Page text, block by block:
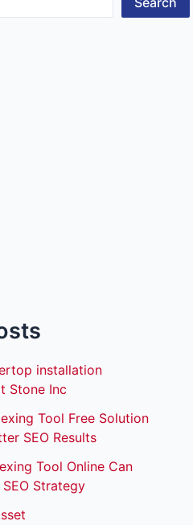
installation
Stone Inc
Tool Free Solution
SEO Results
Tool Online Can
Strategy